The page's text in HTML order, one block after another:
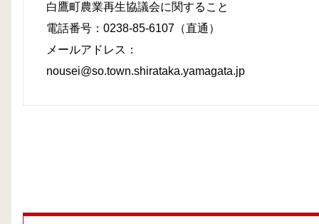
白鷹町農業再生協議会に関すること
電話番号：0238-85-6107（直通）
メールアドレス：
nousei@so.town.shirataka.yamagata.jp